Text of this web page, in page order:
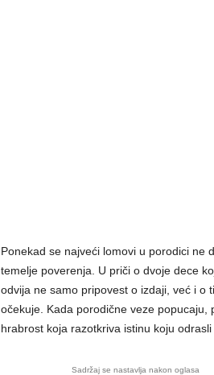
Ponekad se najveći lomovi u porodici ne
temelje poverenja. U priči o dvoje dece
odvija ne samo pripovest o izdaji, već i o
očekuje. Kada porodične veze
hrabrost koja razotkriva istinu koju
Sadržaj se nastavlja nakon oglasa